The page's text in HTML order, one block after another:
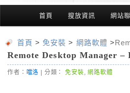
Main Menu
首頁 搜放資訊 網站
首頁 > 免安裝 > 網路軟體 >
Remote Desktop Manager –
作者： 噹洛 | 分類：免安裝,網路軟體